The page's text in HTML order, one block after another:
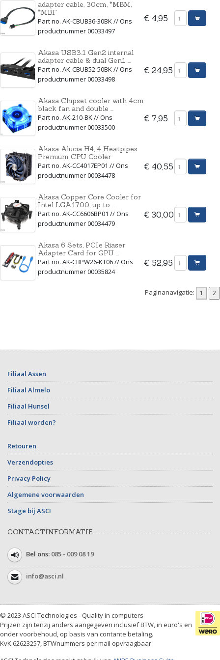
adapter cable, 30cm, *MBM,
*MBF
Part no. AK-CBUB36-30BK // Ons
productnummer 00033497
€ 4,95
Akasa USB3.1 Gen2 internal
adapter cable & dual Gen1 ...
Part no. AK-CBUB52-50BK // Ons
productnummer 00033498
€ 24,95
Akasa Chipset cooler with 4cm
black fan and double ...
Part no. AK-210-BK // Ons
productnummer 00033500
€ 7,95
Akasa Alucia H4, 4 Heatpipes
Premium CPU Cooler
Part no. AK-CC4017EP01 // Ons
productnummer 00034478
€ 40,55
Akasa Copper Core Cooler for
Intel LGA1700, up to ...
Part no. AK-CC6606BP01 // Ons
productnummer 00034479
€ 30,00
Akasa 6 Sets, PCIe Riaser
Adapter Card for GPU ...
Part no. AK-CBPW26-KT06 // Ons
productnummer 00035824
€ 52,95
Paginanavigatie:
Filiaal Assen
Filiaal Almelo
Filiaal Hunsel
Filiaal worden?
Retouren
Verzendopties
Privacy Policy
Algemene voorwaarden
Stage bij ASCI
CONTACTINFORMATIE
Bel ons: 085 - 009 08 19
info@asci.nl
© 2023 ASCI Technologies - Quality in computers
Prijzen zijn tenzij anders aangegeven inclusief BTW, in euro's en
onder voorbehoud, op basis van contante betaling.
KvK 62623257, BTWnummers per mail opvraagbaar